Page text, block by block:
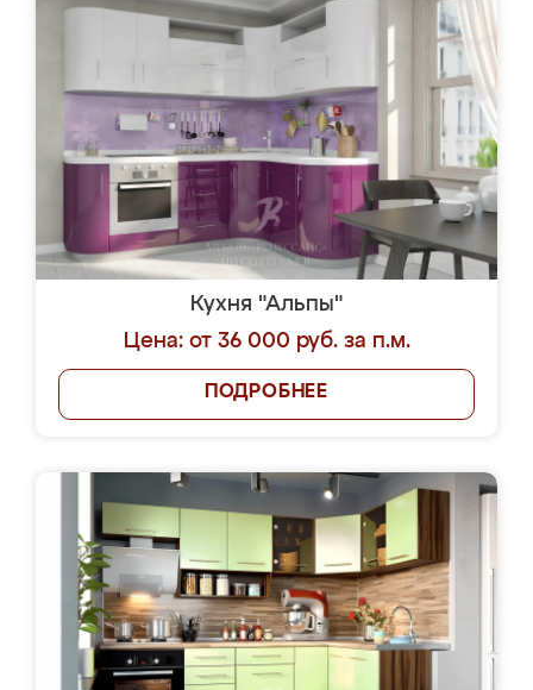
Кухня "Альпы"
Цена: от 36 000 руб. за п.м.
ПОДРОБНЕЕ